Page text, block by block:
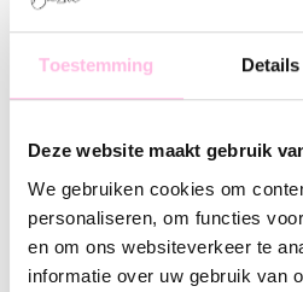
Toestemming Details
Deze website maakt gebruik
We gebruiken cookies om
personaliseren, om functies
en om ons websiteverkeer te
informatie over uw gebruik van
Daisy flower
Varianten:
Geel Nude Rood
Gratisverzending vanaf €35,-
100% waterproof